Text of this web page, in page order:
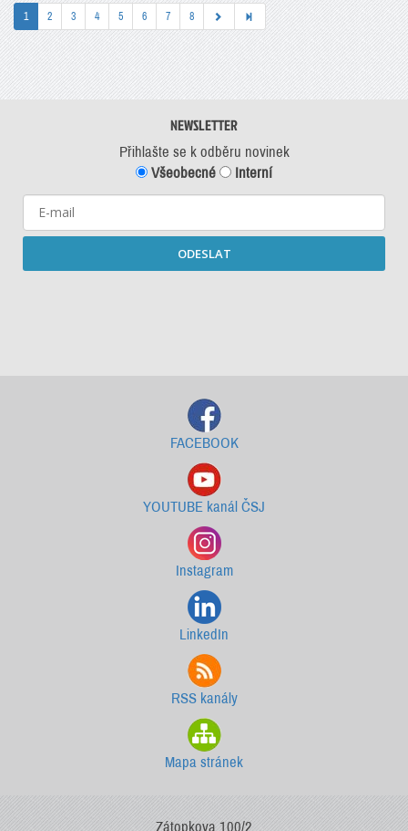
1 2 3 4 5 6 7 8
NEWSLETTER
Přihlašte se k odběru novinek
Všeobecné
Interní
ODESLAT
FACEBOOK
YOUTUBE kanál ČSJ
Instagram
LinkedIn
RSS kanály
Mapa stránek
Zátopkova 100/2